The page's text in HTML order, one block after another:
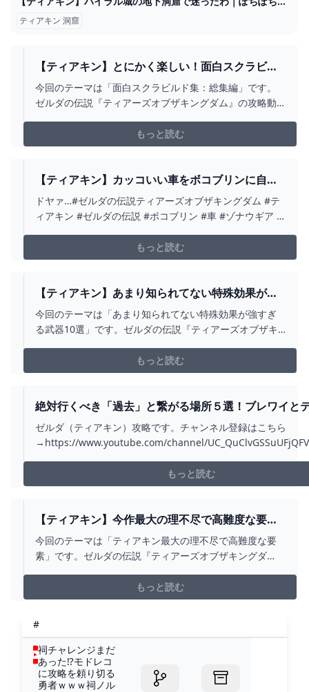
ティアキン 洞窟
【ティアキン】とにかく楽しい！面白スクラビル
ドを総まとめ【ゼルダの伝説ティアーズオブザキ
ングダム/ティアキン】【総集編】【作業用】 -
今回のテーマは「面白スクラビルド集：総集編」です。
ゼルダの伝説『ティアーズオブザキングダム』の攻略動
グロッケンシュピールしゃろう様 神隠しの真相しゃろう
様 10℃しゃろう様 You and
もっと読む
【ティアキン】カッコいい車をボコブリンに自慢
するリンク【ゼルダの伝説 ティアーズ オブ ザ キ
ングダム】 - YOUTUBE
ドヤァ…#ゼルダの伝説ティアーズオブザキングダム #テ
ィアキン #ゼルダの伝説 #ボコブリン #車 #ゾナウギア #
もっと読む
【ティアキン】あまり知られてない特殊効果が強
すぎる武器10選【ゼルダの伝説ティアーズオブザ
キングダム/ティアキン】【ゆっくり解説】 -
今回のテーマは「あまり知られてない特殊効果が強すぎ
る武器10選」です。ゼルダの伝説『ティアーズオブザキ
-------------------00:00 OP00:16 投てき槍01:10 魔王の弓
02:05 ゾナニウムの弓03:07 石打ち...
もっと読む
絶対行くべき「過去」と繋がる場所５選！ブレワイと
ンの比較も【ゼルダの伝説ティアーズオブザキングダ
YOUTUBE
ゼルダ（ティアキン）攻略です。チャンネル登録はこちら
→https://www.youtube.com/channel/
所を紹介しています。ブレワイとティアキンのマップ比較も
00:00 OP00...
もっと読む
【ティアキン】今作最大の理不尽で高難度な要素
【ゼルダの伝説ティアーズオブザキングダム/ティ
アキン】【ゆっくり解説】 - YOUTUBE
今回のテーマは「ティアキン最大の理不尽で高難度な要
素」です。ゼルダの伝説『ティアーズオブザキングダ
-----------00:00 OP00:13 SOSの手紙01:21 パパセの根
02:26 ツカロクの祠03:46 マヤココの祠...
もっと読む
#
祠チャレンジまだ
あった⁉モドレコ
に攻略を頼り切る
勇者ｗｗｗ祠ノル